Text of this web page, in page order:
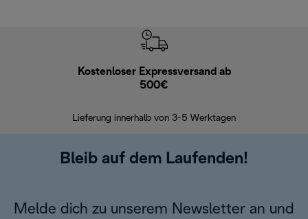
Kostenloser Expressversand ab
500€
Lieferung innerhalb von 3-5 Werktagen
Bleib auf dem Laufenden!
Melde dich zu unserem Newsletter an und